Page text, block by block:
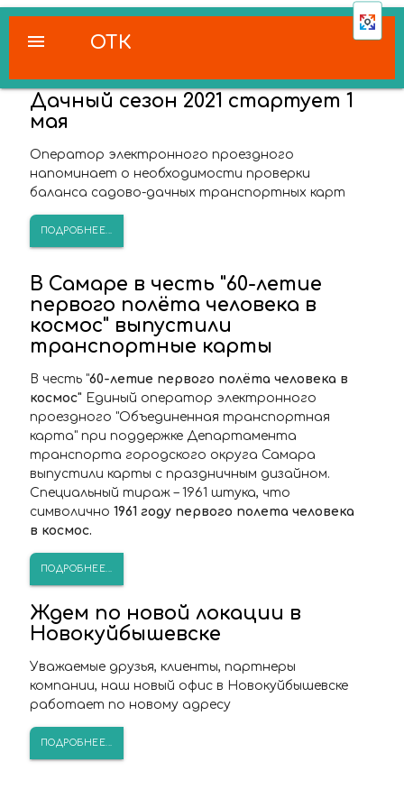
ОТК
menu
Дачный сезон 2021 стартует 1
мая
Оператор электронного проездного
напоминает о необходимости проверки
баланса садово-дачных транспортных карт
ПОДРОБНЕЕ...
В Самаре в честь "60-летие
первого полёта человека в
космос" выпустили
транспортные карты
В честь "60-летие первого полёта человека в
космос" Единый оператор электронного
проездного "Объединенная транспортная
карта" при поддержке Департамента
транспорта городского округа Самара
выпустили карты с праздничным дизайном.
Специальный тираж – 1961 штука, что
символично 1961 году первого полета человека
в космос.
ПОДРОБНЕЕ...
Ждем по новой локации в
Новокуйбышевске
Уважаемые друзья, клиенты, партнеры
компании, наш новый офис в Новокуйбышевске
работает по новому адресу
ПОДРОБНЕЕ...